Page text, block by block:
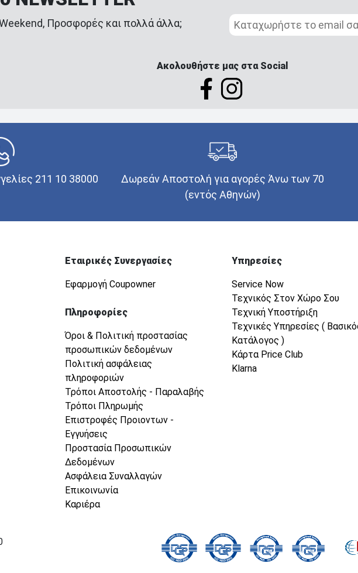
Weekend, Προσφορές και πολλά άλλα;
Ακολουθήστε μας στα Social
211 10 38000
Δωρεάν Αποστολή για αγορές Άνω των 70
(εντός Αθηνών)
Εταιρικές Συνεργασίες
Εφαρμογή Coupowner
Πληροφορίες
Όροι & Πολιτική προστασίας
προσωπικών δεδομένων
Πολιτική ασφάλειας
πληροφοριών
Τρόποι Αποστολής - Παραλαβής
Τρόποι Πληρωμής
Επιστροφές Προιοντων -
Εγγυήσεις
Προστασία Προσωπικών
Δεδομένων
Ασφάλεια Συναλλαγών
Επικοινωνία
Καριέρα
Υπηρεσίες
Service Now
Τεχνικός Στον Χώρο Σου
Τεχνική Υποστήριξη
Τεχνικές Υπηρεσίες (
Κατάλογος )
Κάρτα Price Club
Klarna